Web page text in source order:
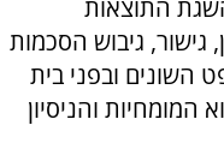
התוצאות
גישור, גיבוש הסכמות
השונים ובפני בית
והניסיון